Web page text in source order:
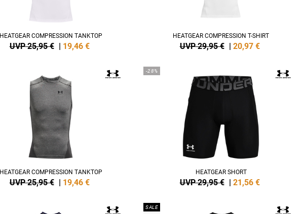
HEATGEAR COMPRESSION TANKTOP
UVP 25,95 € | 19,46 €
HEATGEAR COMPRESSION T-SHIRT
UVP 29,95 € | 20,97 €
HEATGEAR COMPRESSION TANKTOP
UVP 25,95 € | 19,46 €
-28%
HEATGEAR SHORT
UVP 29,95 € | 21,56 €
SALE